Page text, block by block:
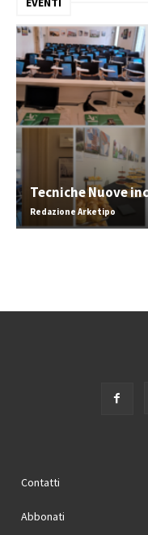
Tecniche Nuove
Redazione Arketipo
Contatti
Abbonati